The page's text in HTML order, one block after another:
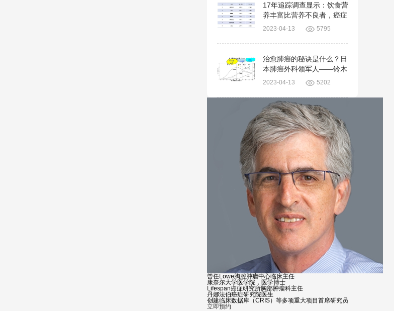
17年追踪调查显示：饮食营
养丰富比营养不良者，癌症
死亡风险低65%
2023-04-13 5795
治愈肺癌的秘诀是什么？日
本肺癌外科领军人——铃木
健司给出了答案！
2023-04-13 5202
曾任Lowe胸腔肿瘤中心临床主任
康奈尔大学医学院，医学博士
Lifespan癌症研究所胸部肿瘤科主任
丹娜法伯癌症研究院医生
创建临床数据库（CRIS）等多项重大项目首席研究员
立即预约